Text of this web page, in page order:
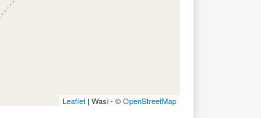
Leaflet | Wasi - ©OpenStreetMap